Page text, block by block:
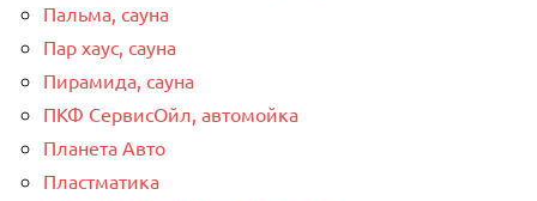
Пальма, сауна
Пар хаус, сауна
Пирамида, сауна
ПКФ СервисОйл, автомойка
Планета Авто
Пластматика